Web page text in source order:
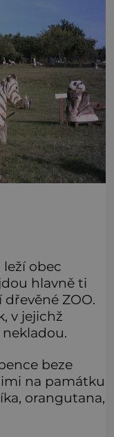
obec
hlavně ti
ZOO.
v jejichž
beze
na památku
orangutana,